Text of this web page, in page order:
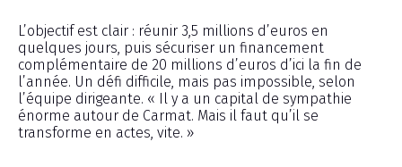
L’objectif est clair : réunir 3,5 millions d’euros en
quelques jours, puis sécuriser un financement
complémentaire de 20 millions d’euros d’ici la fin de
l’année. Un défi difficile, mais pas impossible, selon
l’équipe dirigeante. « Il y a un capital de sympathie
énorme autour de Carmat. Mais il faut qu’il se
transforme en actes, vite. »